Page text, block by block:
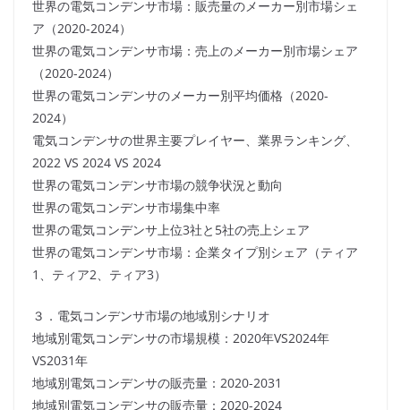
世界の電気コンデンサ市場：販売量のメーカー別市場シェ
ア（2020-2024）
世界の電気コンデンサ市場：売上のメーカー別市場シェア
（2020-2024）
世界の電気コンデンサのメーカー別平均価格（2020-
2024）
電気コンデンサの世界主要プレイヤー、業界ランキング、
2022 VS 2024 VS 2024
世界の電気コンデンサ市場の競争状況と動向
世界の電気コンデンサ市場集中率
世界の電気コンデンサ上位3社と5社の売上シェア
世界の電気コンデンサ市場：企業タイプ別シェア（ティア
1、ティア2、ティア3）
３．電気コンデンサ市場の地域別シナリオ
地域別電気コンデンサの市場規模：2020年VS2024年
VS2031年
地域別電気コンデンサの販売量：2020-2031
地域別電気コンデンサの販売量：2020-2024